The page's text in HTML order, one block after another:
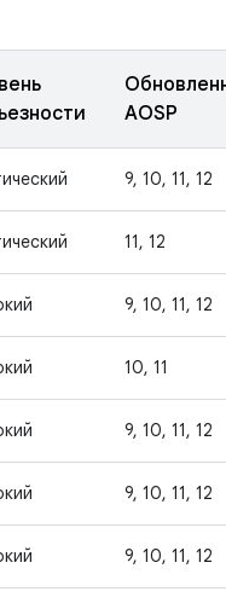
AOSP
9, 10, 11, 12
11, 12
9, 10, 11, 12
10, 11
9, 10, 11, 12
9, 10, 11, 12
9, 10, 11, 12